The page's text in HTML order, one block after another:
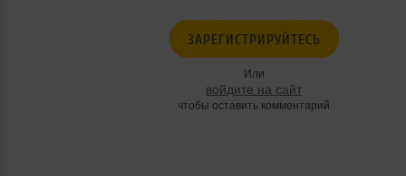
ЗАРЕГИСТРИРУЙТЕСЬ
Или
войдите на сайт
чтобы оставить комментарий